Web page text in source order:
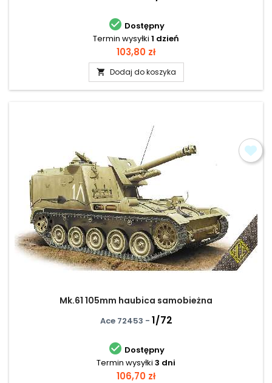
 Dostępny
Termin wysyłki 1 dzień
Cena
103,80 zł
 Dodaj do koszyka
Mk.61 105mm haubica samobieżna
Ace 72453 - 1/72
 Dostępny
Termin wysyłki 3 dni
Cena
106,70 zł